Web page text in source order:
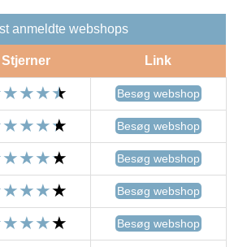
anmeldte webshops
Stjerner Link
Besøg webshop
Besøg webshop
Besøg webshop
Besøg webshop
Besøg webshop